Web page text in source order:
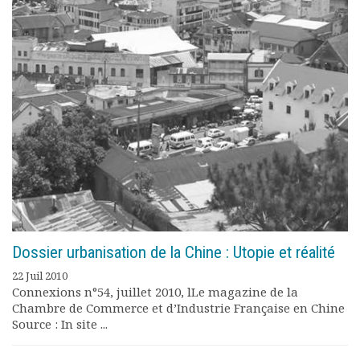
Dossier urbanisation de la Chine : Utopie et réalité
22 Juil 2010
Connexions n°54, juillet 2010, lLe magazine de la
Chambre de Commerce et d’Industrie Française en Chine
Source : In site ...